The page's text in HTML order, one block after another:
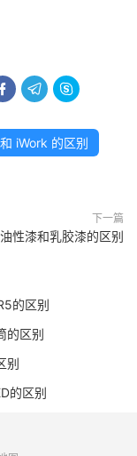
  
iWork 的区别
下一篇
油性漆和乳胶漆的区别
的区别
的区别
别
的区别